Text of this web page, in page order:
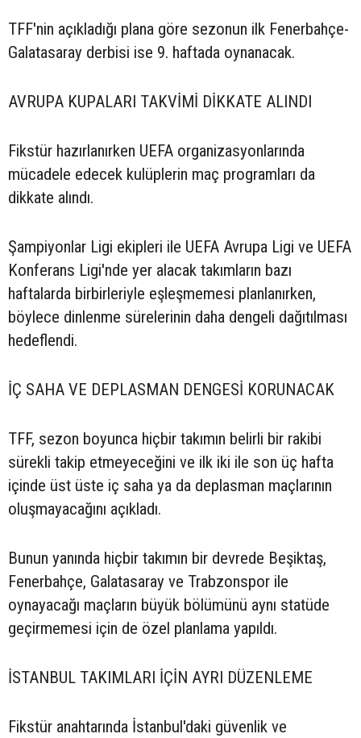
TFF'nin açıkladığı plana göre sezonun ilk Fenerbahçe-
Galatasaray derbisi ise 9. haftada oynanacak.
AVRUPA KUPALARI TAKVİMİ DİKKATE ALINDI
Fikstür hazırlanırken UEFA organizasyonlarında
mücadele edecek kulüplerin maç programları da
dikkate alındı.
Şampiyonlar Ligi ekipleri ile UEFA Avrupa Ligi ve UEFA
Konferans Ligi'nde yer alacak takımların bazı
haftalarda birbirleriyle eşleşmemesi planlanırken,
böylece dinlenme sürelerinin daha dengeli dağıtılması
hedeflendi.
İÇ SAHA VE DEPLASMAN DENGESİ KORUNACAK
TFF, sezon boyunca hiçbir takımın belirli bir rakibi
sürekli takip etmeyeceğini ve ilk iki ile son üç hafta
içinde üst üste iç saha ya da deplasman maçlarının
oluşmayacağını açıkladı.
Bunun yanında hiçbir takımın bir devrede Beşiktaş,
Fenerbahçe, Galatasaray ve Trabzonspor ile
oynayacağı maçların büyük bölümünü aynı statüde
geçirmemesi için de özel planlama yapıldı.
İSTANBUL TAKIMLARI İÇİN AYRI DÜZENLEME
Fikstür anahtarında İstanbul'daki güvenlik ve